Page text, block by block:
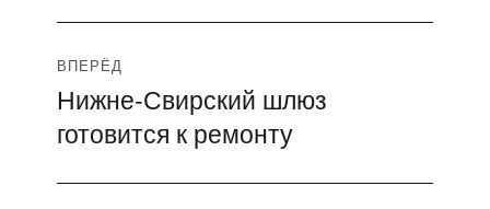
ВПЕРЁД
Следующая
запись:
Нижне-Свирский шлюз
готовится к ремонту